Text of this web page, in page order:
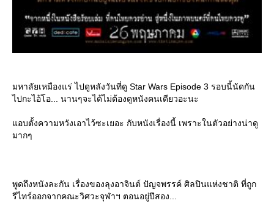
มหาลัยเหมืองแร่ ไปดูหลังวันที่ดู Star Wars Episode 3 รอบนี้นัดกัน
ไปกะไอ้โอ... นานๆจะได้ไม่ต้องดูหนังคนเดียวอะนะ
อบตั้งความหวังเอาไว้ซะเยอะ กับหนังเรื่องนี้ เพราะในตัวอย่างน่าดู
มากๆ
พูดถึงหนังละกัน เรื่องของลุงอาจินต์ ปัญจพรรค์ ศิลปินแห่งชาติ ที่ถูก
รีไทร์ออกจากคณะวิศวะจุฬาฯ ตอนอยู่ปีสอง...